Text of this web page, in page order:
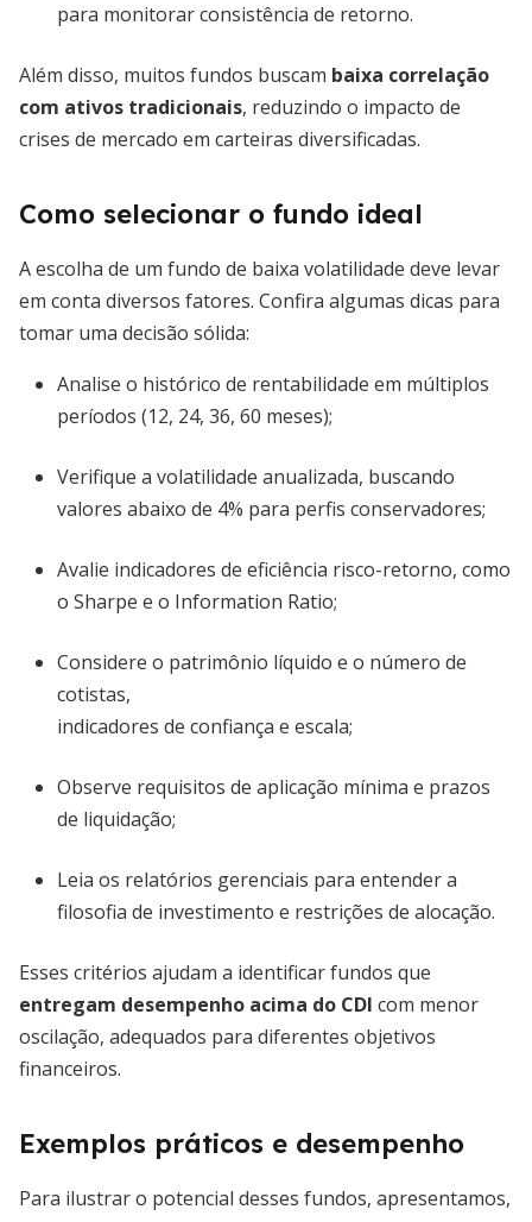
para monitorar consistência de retorno.
Além disso, muitos fundos buscam baixa correlação
com ativos tradicionais, reduzindo o impacto de
crises de mercado em carteiras diversificadas.
Como selecionar o fundo ideal
A escolha de um fundo de baixa volatilidade deve levar
em conta diversos fatores. Confira algumas dicas para
tomar uma decisão sólida:
Analise o histórico de rentabilidade em múltiplos
períodos (12, 24, 36, 60 meses);
Verifique a volatilidade anualizada, buscando
valores abaixo de 4% para perfis conservadores;
Avalie indicadores de eficiência risco-retorno, como
o Sharpe e o Information Ratio;
Considere o patrimônio líquido e o número de
cotistas,
indicadores de confiança e escala;
Observe requisitos de aplicação mínima e prazos
de liquidação;
Leia os relatórios gerenciais para entender a
filosofia de investimento e restrições de alocação.
Esses critérios ajudam a identificar fundos que
entregam desempenho acima do CDI com menor
oscilação, adequados para diferentes objetivos
financeiros.
Exemplos práticos e desempenho
Para ilustrar o potencial desses fundos, apresentamos,